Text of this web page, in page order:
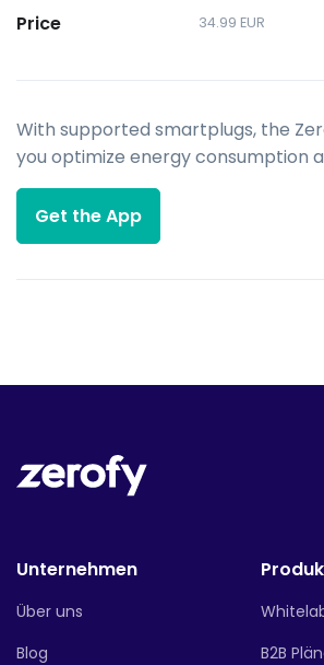
Price 34.99 EUR
With supported smartplugs, the
you optimize energy consumption
Get the App
Unternehmen
Über uns
Blog
B2B